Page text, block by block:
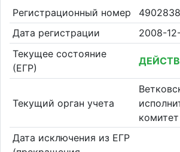
Регистрационный номер
Дата регистрации
2008-
Текущее состояние
(ЕГР)
Текущий орган учета
комитет
Дата исключения из ЕГР